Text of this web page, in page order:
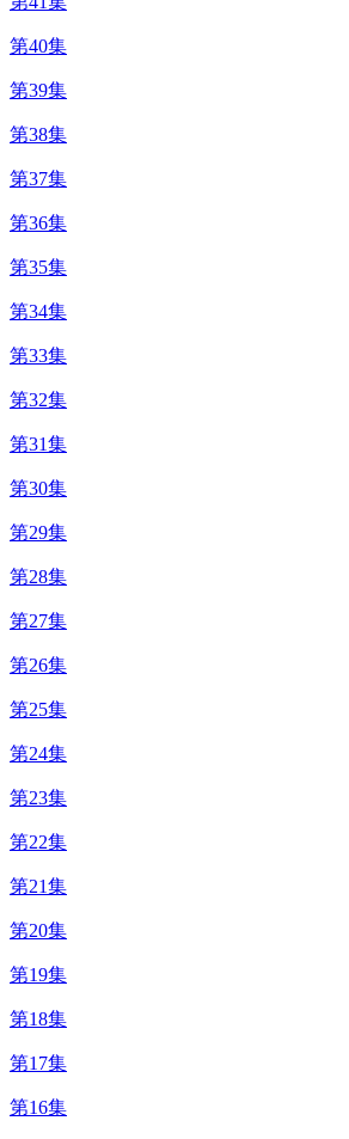
第40集
第39集
第38集
第37集
第36集
第35集
第34集
第33集
第32集
第31集
第30集
第29集
第28集
第27集
第26集
第25集
第24集
第23集
第22集
第21集
第20集
第19集
第18集
第17集
第16集